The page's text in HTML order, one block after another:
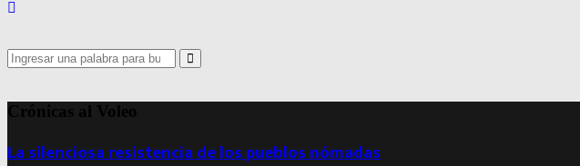
Search
for:
Search
Crónicas al Voleo
La silenciosa resistencia de los pueblos nómadas